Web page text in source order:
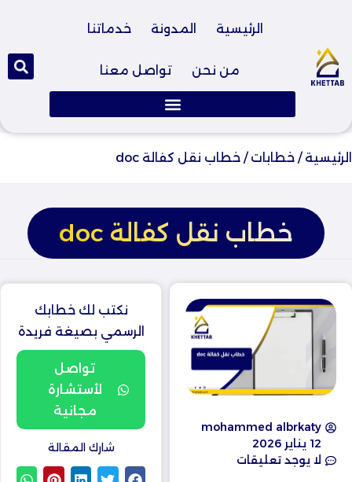
الرئيسية المدونة خدماتنا
من نحن تواصل معنا
الرئيسية / خطابات / خطاب نقل كفالة doc
خطاب نقل كفالة doc
mohammed albrkaty
12 يناير 2026
لا يوجد تعليقات
نكتب لك خطابك
الرسمي بصيغة فريدة
تواصل
لأستشارة
مجانية
شارك المقالة